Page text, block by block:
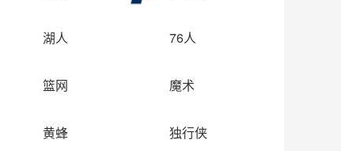
湖人 76人
篮网 魔术
黄蜂 独行侠